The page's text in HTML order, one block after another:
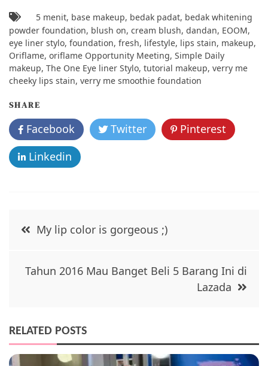
c
e
b
o
o
k
itt
er
ai
l
ar
e
5 menit, base makeup, bedak padat, bedak whitening
powder foundation, blush on, cream blush, dandan, EOOM,
eye liner stylo, foundation, fresh, lifestyle, lips stain, makeup,
Oriflame, oriflame Opportunity Meeting, Simple Daily
makeup, The One Eye liner Stylo, tutorial makeup, verry me
cheeky lips stain, verry me smoothie foundation
SHARE
Facebook Twitter
Pinterest
Linkedin
My lip color is gorgeous ;)
Tahun 2016 Mau Banget Beli 5 Barang Ini di
Lazada
RELATED POSTS